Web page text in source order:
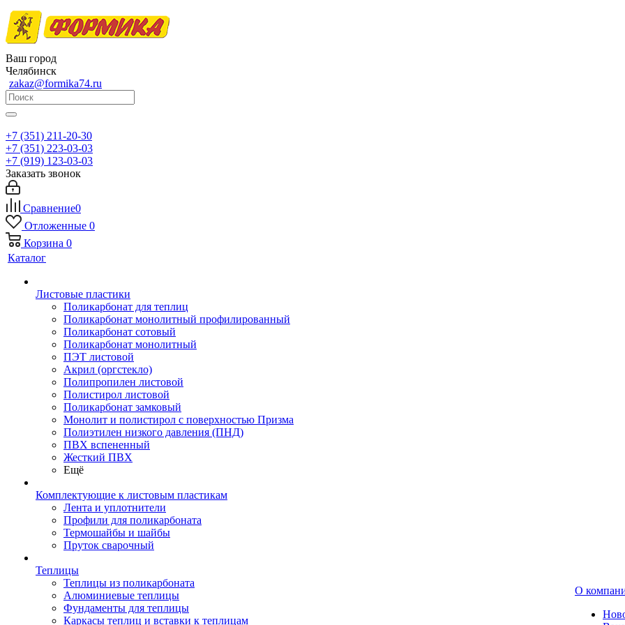
Ваш город
Челябинск
zakaz@formika74.ru
+7 (351) 211-20-30
+7 (351) 223-03-03
+7 (919) 123-03-03
Заказать звонок
Сравнение0
Отложенные 0
Корзина 0
Каталог
Листовые пластики
Поликарбонат для теплиц
Поликарбонат монолитный профилированный
Поликарбонат сотовый
Поликарбонат монолитный
ПЭТ листовой
Акрил (оргстекло)
Полипропилен листовой
Полистирол листовой
Поликарбонат замковый
Монолит и полистирол с поверхностью Призма
Полиэтилен низкого давления (ПНД)
ПВХ вспененный
Жесткий ПВХ
Ещё
Комплектующие к листовым пластикам
Лента и уплотнители
Профили для поликарбоната
Термошайбы и шайбы
Пруток сварочный
Теплицы
Теплицы из поликарбоната
Алюминиевые теплицы
Фундаменты для теплицы
Каркасы теплиц и вставки к теплицам
О